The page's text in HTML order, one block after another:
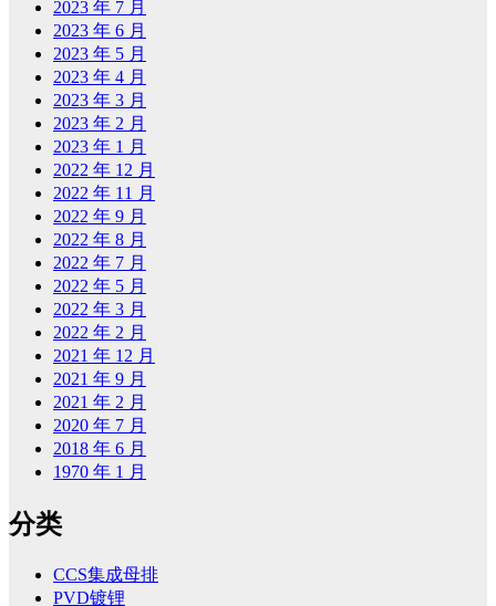
2023 年 7 月
2023 年 6 月
2023 年 5 月
2023 年 4 月
2023 年 3 月
2023 年 2 月
2023 年 1 月
2022 年 12 月
2022 年 11 月
2022 年 9 月
2022 年 8 月
2022 年 7 月
2022 年 5 月
2022 年 3 月
2022 年 2 月
2021 年 12 月
2021 年 9 月
2021 年 2 月
2020 年 7 月
2018 年 6 月
1970 年 1 月
分类
CCS集成母排
PVD镀锂